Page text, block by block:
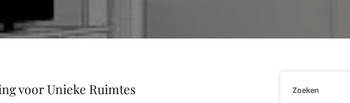
voor Unieke Ruimtes Zoeken